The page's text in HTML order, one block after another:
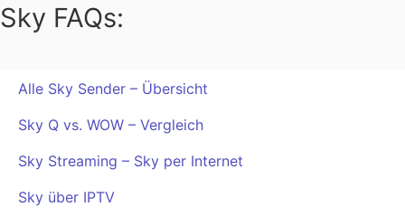
Sky FAQs:
Alle Sky Sender – Übersicht
Sky Q vs. WOW – Vergleich
Sky Streaming – Sky per Internet
Sky über IPTV